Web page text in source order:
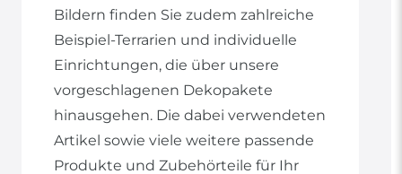
Bildern finden Sie zudem zahlreiche
Beispiel-Terrarien und individuelle
Einrichtungen, die über unsere
vorgeschlagenen Dekopakete
hinausgehen. Die dabei verwendeten
Artikel sowie viele weitere passende
Produkte und Zubehörteile für Ihr